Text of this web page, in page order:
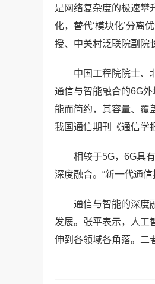
是网络复杂度的极速攀
化，替代‘模块化’分离
授、中关村泛联院副院
中国工程院院士、
通信与智能融合的6G
能而简约，其容量、覆
我国通信期刊《通信学
相较于5G，6G具
深度融合。“新一代通信
通信与智能的深度
发展。张平表示，人工
伸到各领域各角落。二